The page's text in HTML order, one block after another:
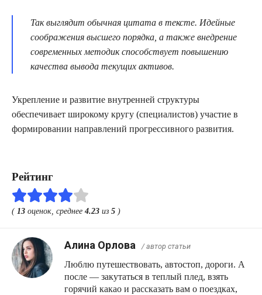
Так выглядит обычная цитата в тексте. Идейные
соображения высшего порядка, а также внедрение
современных методик способствует повышению
качества вывода текущих активов.
Укрепление и развитие внутренней структуры
обеспечивает широкому кругу (специалистов) участие в
формировании направлений прогрессивного развития.
Рейтинг
( 13 оценок, среднее 4.23 из 5 )
Алина Орлова / автор статьи
Люблю путешествовать, автостоп, дороги. А
после — закутаться в теплый плед, взять
горячий какао и рассказать вам о поездках,